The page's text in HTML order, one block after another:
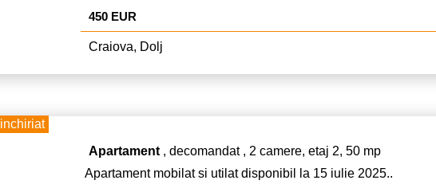
450 EUR
Craiova, Dolj
inchiriat
Apartament , decomandat , 2 camere, etaj 2, 50 mp
Apartament mobilat si utilat disponibil la 15 iulie 2025..